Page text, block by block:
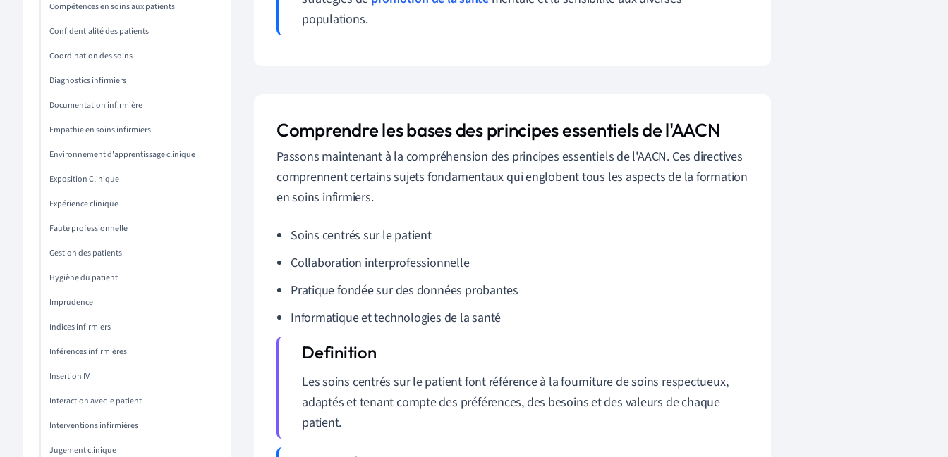
Compétences en soins aux patients
Confidentialité des patients
Coordination des soins
Diagnostics infirmiers
Documentation infirmière
Empathie en soins infirmiers
Environnement d'apprentissage clinique
Exposition Clinique
Expérience clinique
Faute professionnelle
Gestion des patients
Hygiène du patient
Imprudence
Indices infirmiers
Inférences infirmières
Insertion IV
Interaction avec le patient
Interventions infirmières
Jugement clinique
populations.
Comprendre les bases des principes essentiels de l'AACN
Passons maintenant à la compréhension des principes essentiels de l'AACN. Ces directives
comprennent certains sujets fondamentaux qui englobent tous les aspects de la formation
en soins infirmiers.
Soins centrés sur le patient
Collaboration interprofessionnelle
Pratique fondée sur des données probantes
Informatique et technologies de la santé
Les soins centrés sur le patient font référence à la fourniture de soins respectueux,
adaptés et tenant compte des préférences, des besoins et des valeurs de chaque
patient.